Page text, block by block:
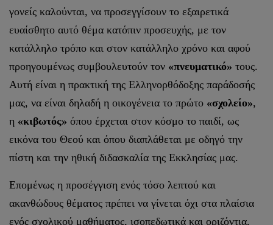
γονείς καλούνται, να προσεγγίσουν το εξαιρετικά
ευαίσθητο αυτό θέμα κατόπιν προσευχής, με τον
κατάλληλο τρόπο και στον κατάλληλο χρόνο και αφού
προηγουμένως συμβουλευτούν τον «πνευματικό» τους.
Αυτή είναι η πρακτική της Ελληνορθόδοξης παράδοσής
μας, να είναι δηλαδή η οικογένεια το πρώτο «σχολείο»,
η «κιβωτός» όπου έρχεται στον κόσμο το παιδί, ως
εικόνα του Θεού και όπου διαπλάθεται με οδηγό την
πίστη και την ηθική διδασκαλία της Εκκλησίας μας.
Επομένως η προσέγγιση ενός τόσο λεπτού και
ακανθώδους θέματος πρέπει να γίνεται όχι στα πλαίσια
ενός σχολικού μαθήματος, ισοπεδωτικά και οριζόντια,